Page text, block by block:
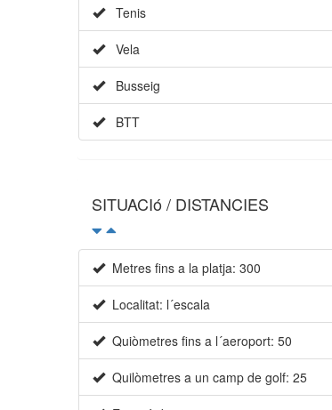
Tenis
Vela
Busseig
BTT
SITUACIó / DISTANCIES
Metres fins a la platja: 300
Localitat: l´escala
Quiòmetres fins a l´aeroport: 50
Quilòmetres a un camp de golf: 25